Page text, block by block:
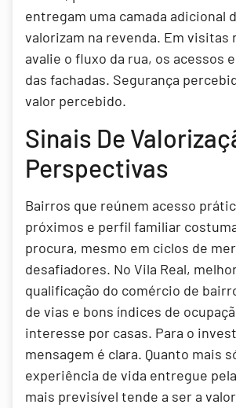
entregam uma camada adicional
valorizam na revenda. Em visitas
avalie o fluxo da rua, os acessos
das fachadas. Segurança
valor percebido.
Sinais De
Perspectivas
Bairros que reúnem acesso
próximos e perfil familiar
procura, mesmo em ciclos de
desafiadores. No Vila Real,
qualificação do comércio de
de vias e bons índices de
interesse por casas. Para o
mensagem é clara. Quanto mais
experiência de vida entregue
mais previsível tende a ser a